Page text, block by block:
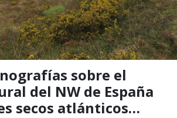
sobre el
del NW de España
secos atlánticos